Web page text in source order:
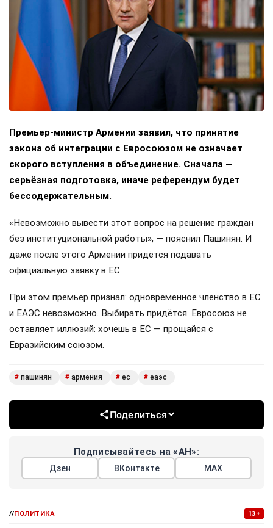
Премьер-министр Армении заявил, что принятие
закона об интеграции с Евросоюзом не означает
скорого вступления в объединение. Сначала —
серьёзная подготовка, иначе референдум будет
бессодержательным.
«Невозможно вывести этот вопрос на решение граждан
без институциональной работы», — пояснил Пашинян. И
даже после этого Армении придётся подавать
официальную заявку в ЕС.
При этом премьер признал: одновременное членство в ЕС
и ЕАЭС невозможно. Выбирать придётся. Евросоюз не
оставляет иллюзий: хочешь в ЕС — прощайся с
Евразийским союзом.
# пашинян # армения # ес # еаэс
Поделиться
Подписывайтесь на «АН»:
Дзен ВКонтакте МАХ
//ПОЛИТИКА 13+